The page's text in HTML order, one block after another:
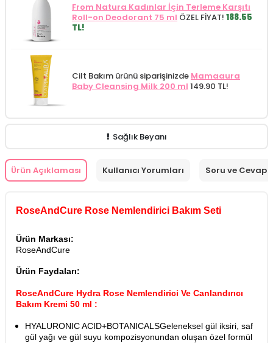
From Natura Kadınlar İçin Terleme Karşıtı
Roll-on Deodorant 75 ml ÖZEL FİYAT! 188.55
TL!
Cilt Bakım ürünü siparişinizde Mamaaura
Baby Cleansing Milk 200 ml 149.90 TL!
Sağlık Beyanı
Ürün Açıklaması Kullanıcı Yorumları Soru ve Cevap
RoseAndCure Rose Nemlendirici Bakım Seti
Ürün Markası:
RoseAndCure
Ürün Faydaları:
RoseAndCure Hydra Rose Nemlendirici Ve Canlandırıcı
Bakım Kremi 50 ml :
HYALURONIC ACID+BOTANICALSGeleneksel gül iksiri, saf
gül yağı ve gül suyu kompozisyonundan oluşan özel formül